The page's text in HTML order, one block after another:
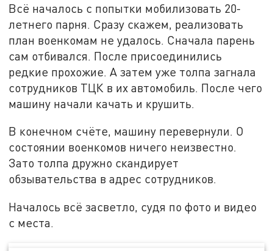
Всё началось с попытки мобилизовать 20-
летнего парня. Сразу скажем, реализовать
план военкомам не удалось. Сначала парень
сам отбивался. После присоединились
редкие прохожие. А затем уже толпа загнала
сотрудников ТЦК в их автомобиль. После чего
машину начали качать и крушить.
В конечном счёте, машину перевернули. О
состоянии военкомов ничего неизвестно.
Зато толпа дружно скандирует
обзывательства в адрес сотрудников.
Началось всё засветло, судя по фото и видео
с места.